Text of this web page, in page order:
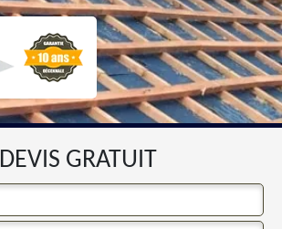
DEVIS GRATUIT